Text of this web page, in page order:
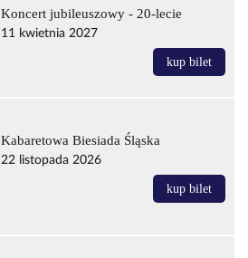
Koncert jubileuszowy - 20-lecie
11 kwietnia 2027
kup bilet
Kabaretowa Biesiada Śląska
22 listopada 2026
kup bilet